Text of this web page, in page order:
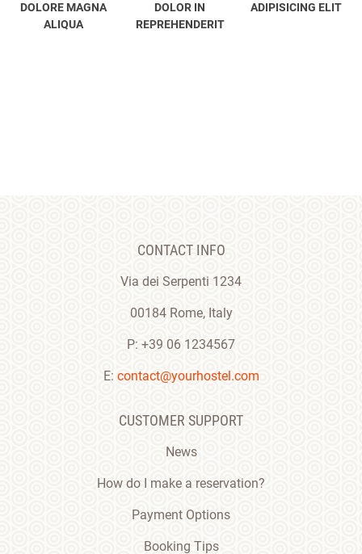
MAGNA
ALIQUA
DOLOR IN
REPREHENDERIT
ADIPISICING ELIT
CONTACT INFO
Via dei Serpenti 1234
00184 Rome, Italy
P: +39 06 1234567
E: contact@yourhostel.com
CUSTOMER SUPPORT
News
How do I make a reservation?
Payment Options
Booking Tips